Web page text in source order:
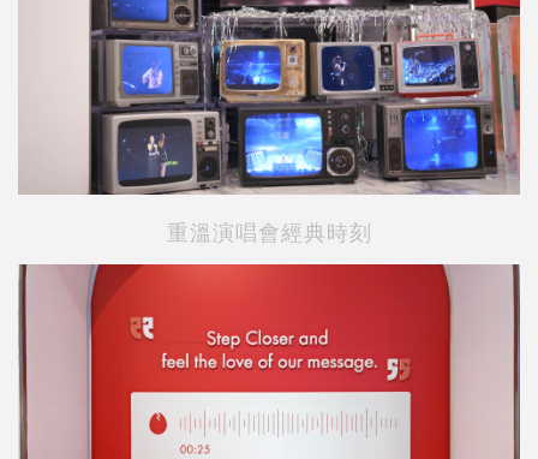
重溫演唱會經典時刻